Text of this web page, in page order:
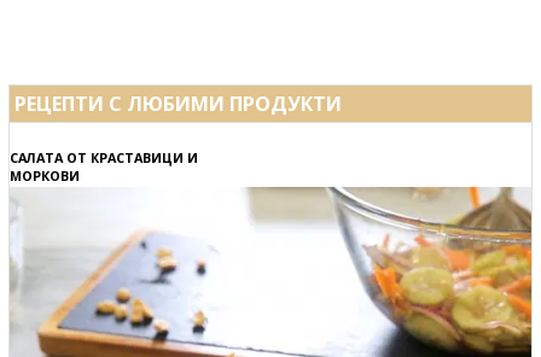
РЕЦЕПТИ С ЛЮБИМИ ПРОДУКТИ
САЛАТА ОТ КРАСТАВИЦИ И
МОРКОВИ